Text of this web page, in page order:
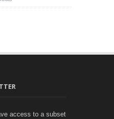
access to a subset